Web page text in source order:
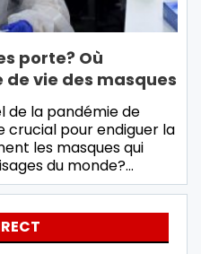
porte? Où
vie des masques
de la pandémie de
crucial pour endiguer la
les masques qui
du monde?…